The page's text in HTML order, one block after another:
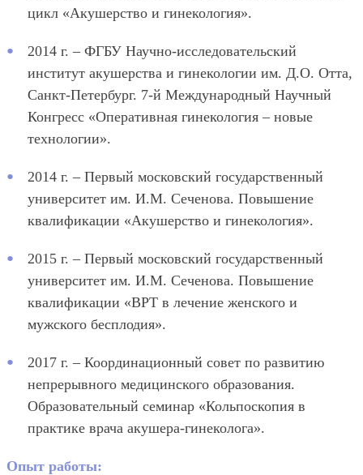
цикл «Акушерство и гинекология».
2014 г. – ФГБУ Научно-исследовательский
институт акушерства и гинекологии им. Д.О. Отта,
Санкт-Петербург. 7-й Международный Научный
Конгресс «Оперативная гинекология – новые
технологии».
2014 г. – Первый московский государственный
университет им. И.М. Сеченова. Повышение
квалификации «Акушерство и гинекология».
2015 г. – Первый московский государственный
университет им. И.М. Сеченова. Повышение
квалификации «ВРТ в лечение женского и
мужского бесплодия».
2017 г. – Координационный совет по развитию
непрерывного медицинского образования.
Образовательный семинар «Кольпоскопия в
практике врача акушера-гинеколога».
Опыт работы: